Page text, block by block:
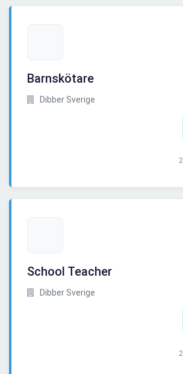
Barnskötare
Dibber Sverige
School Teacher
Dibber Sverige